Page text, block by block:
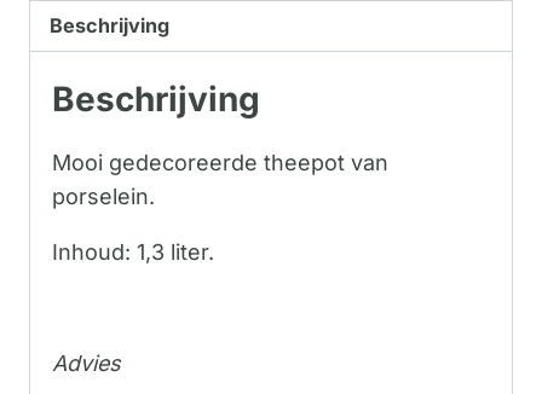
Beschrijving
Beschrijving
Mooi gedecoreerde theepot van
porselein.
Inhoud: 1,3 liter.
Advies